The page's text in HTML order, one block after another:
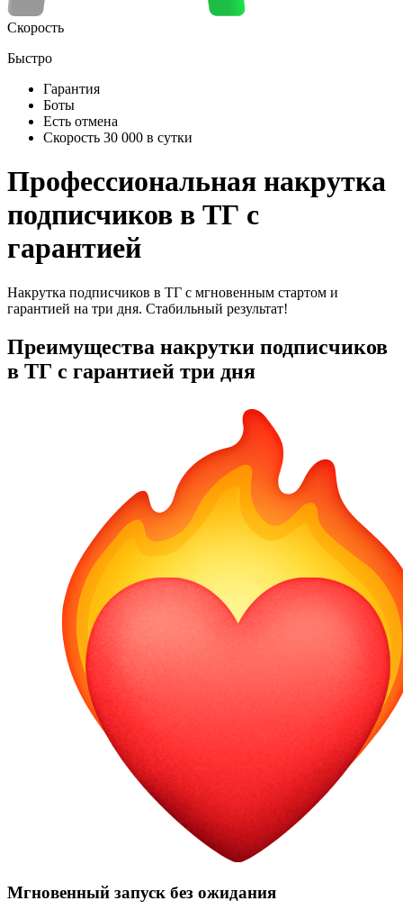
Скорость
Быстро
Гарантия
Боты
Есть отмена
Скорость 30 000 в сутки
Профессиональная накрутка
подписчиков в ТГ с
гарантией
Накрутка подписчиков в ТГ с мгновенным стартом и
гарантией на три дня. Стабильный результат!
Преимущества накрутки подписчиков
в ТГ с гарантией три дня
Мгновенный запуск без ожидания